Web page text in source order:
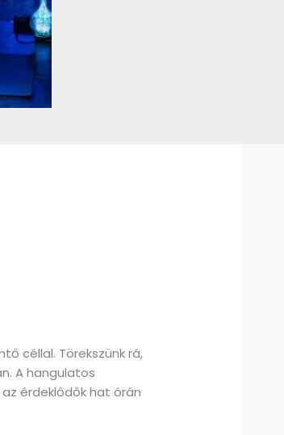
céllal. Törekszünk rá,
A hangulatos
érdeklődők hat órán